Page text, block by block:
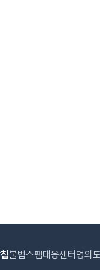
불법스팸대응센터 명의